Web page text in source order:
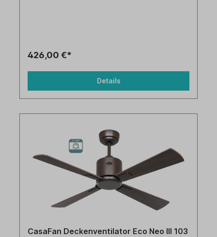
426,00 €*
Details
CasaFan Deckenventilator Eco Neo III 103